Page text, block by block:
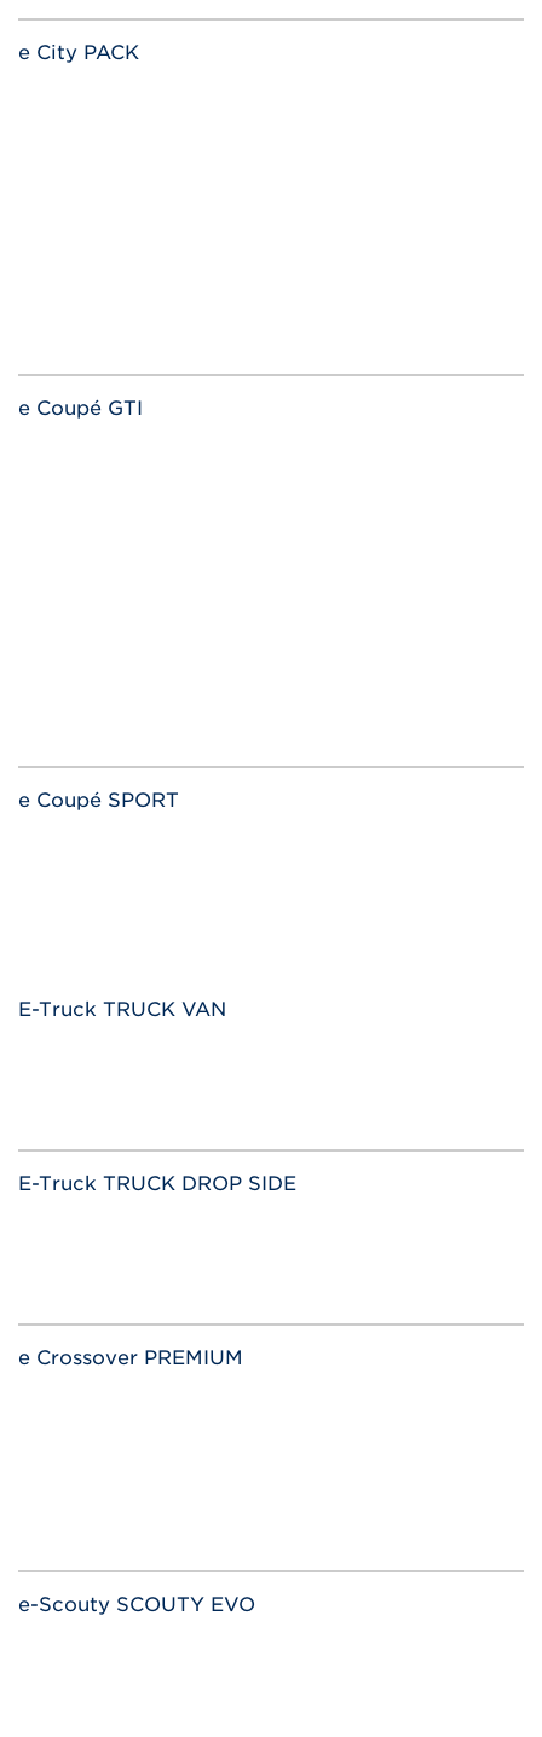
e City PACK
e Coupé GTI
e Coupé SPORT
E-Truck TRUCK VAN
E-Truck TRUCK DROP SIDE
e Crossover PREMIUM
e-Scouty SCOUTY EVO